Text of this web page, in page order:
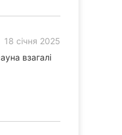
18 січня 2025
взагалі